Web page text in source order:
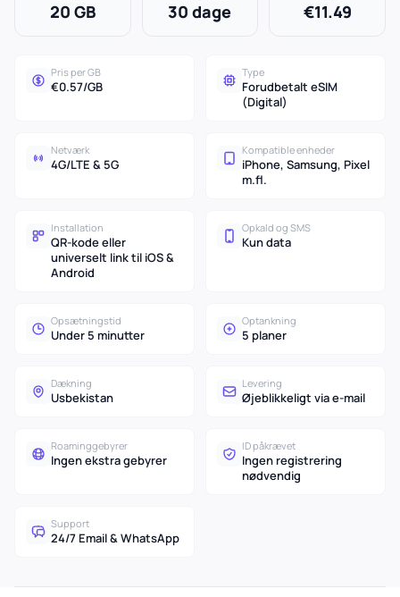
20 GB 30 dage €11.49
Pris per GB
€0.57/GB
Type
Forudbetalt eSIM
(Digital)
Netværk
4G/LTE & 5G
Kompatible enheder
iPhone, Samsung, Pixel
m.fl.
Installation
QR-kode eller
universelt link til iOS &
Android
Opkald og SMS
Kun data
Opsætningstid
Under 5 minutter
Optankning
5 planer
Dækning
Usbekistan
Levering
Øjeblikkeligt via e-mail
Roaminggebyrer
Ingen ekstra gebyrer
ID påkrævet
Ingen registrering
nødvendig
Support
24/7 Email & WhatsApp